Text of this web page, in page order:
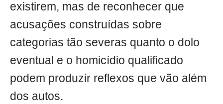
existirem, mas de reconhecer que
acusações construídas sobre
categorias tão severas quanto o dolo
eventual e o homicídio qualificado
podem produzir reflexos que vão além
dos autos.